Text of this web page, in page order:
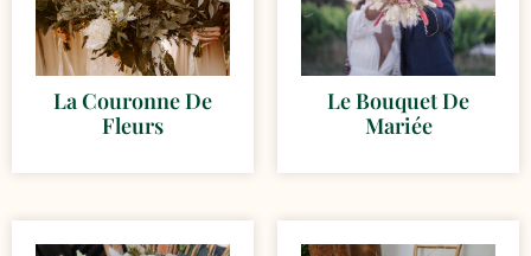
La Couronne De
Fleurs
Le Bouquet De
Mariée